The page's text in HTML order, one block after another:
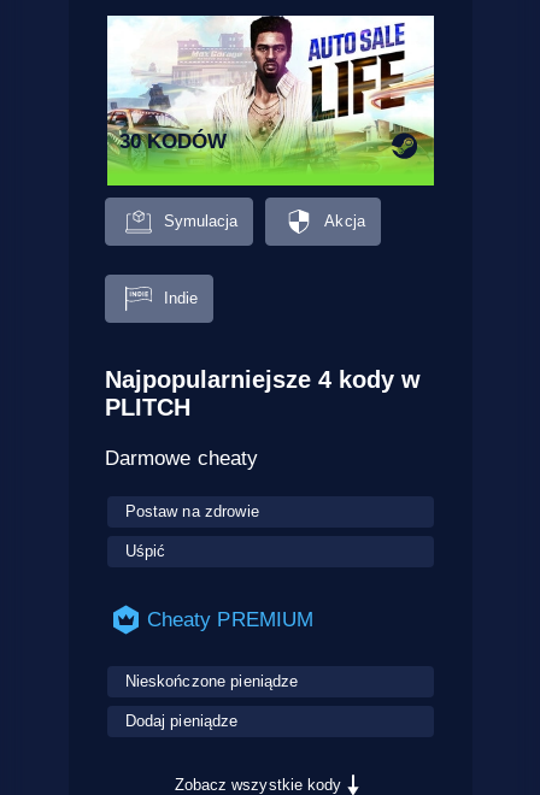
30 KODÓW
Symulacja Akcja
Indie
Najpopularniejsze 4 kody w
PLITCH
Darmowe cheaty
Postaw na zdrowie
Uśpić
Cheaty PREMIUM
Nieskończone pieniądze
Dodaj pieniądze
Zobacz wszystkie kody